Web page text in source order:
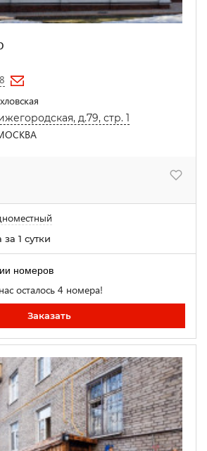
д.79, стр. 1
за 1 сутки
номеров
осталось 4 номера!
Заказать